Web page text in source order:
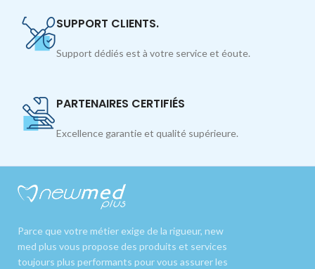
SUPPORT CLIENTS.
Support dédiés est à votre service et éoute.
PARTENAIRES CERTIFIÉS
Excellence garantie et qualité supérieure.
Parce que votre métier exige de la rigueur, new
med plus vous propose des produits et services
toujours plus performants pour vous assurer les